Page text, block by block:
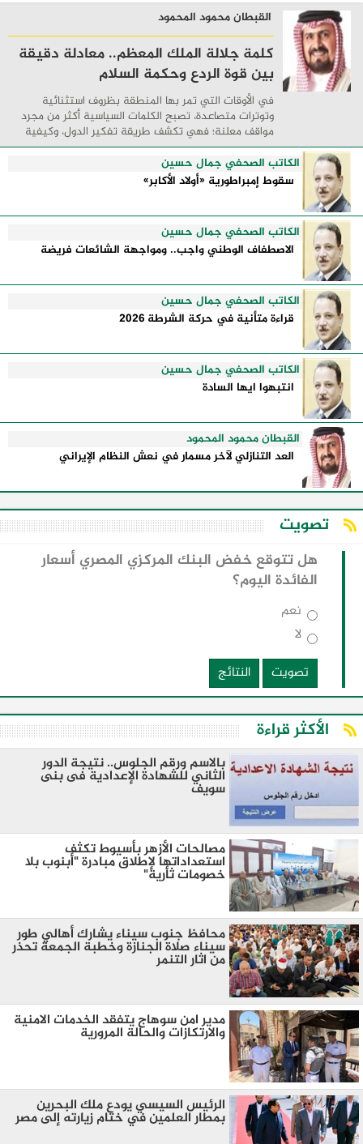
القبطان محمود المحمود
كلمة جلالة الملك المعظم.. معادلة دقيقة
بين قوة الردع وحكمة السلام
في الأوقات التي تمر بها المنطقة بظروف استثنائية
وتوترات متصاعدة، تصبح الكلمات السياسية أكثر من مجرد
مواقف معلنة؛ فهي تكشف طريقة تفكير الدول، وكيفية
إدارتها للأزمات، والحدود التي تفصل بين القوة ...
الكاتب الصحفي جمال حسين
سقوط إمبراطورية «أولاد الأكابر»
الكاتب الصحفي جمال حسين
الاصطفاف الوطني واجب.. ومواجهة الشائعات فريضة
الكاتب الصحفي جمال حسين
قراءة متأنية في حركة الشرطة 2026
الكاتب الصحفي جمال حسين
انتبهوا ايها السادة
القبطان محمود المحمود
العد التنازلي لآخر مسمار في نعش النظام الإيراني
تصويت
هل تتوقع خفض البنك المركزي المصري أسعار
الفائدة اليوم؟
نعم
لا
تصويت
النتائج
الأكثر قراءة
بالاسم ورقم الجلوس.. نتيجة الدور
الثاني للشهادة الإعدادية فى بنى
سويف
مصالحات الأزهر بأسيوط تكثف
استعداداتها لإطلاق مبادرة "أبنوب بلا
خصومات ثأرية"
محافظ جنوب سيناء يشارك أهالي طور
سيناء صلاة الجنازة وخطبة الجمعة تحذر
من اثار التنمر
مدير امن سوهاج يتفقد الخدمات الامنية
والارتكازات والحالة المرورية
الرئيس السيسي يودع ملك البحرين
بمطار العلمين في ختام زيارته إلى مصر